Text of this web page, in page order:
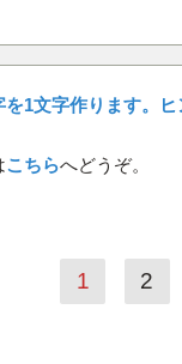
を1文字作ります。
こちらへどうぞ。
1 2